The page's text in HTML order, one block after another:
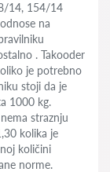
14, 154/14
na
. Takooder
je potrebno
stoji da je
1000 kg.
straznju
kolika je
količini
norme.